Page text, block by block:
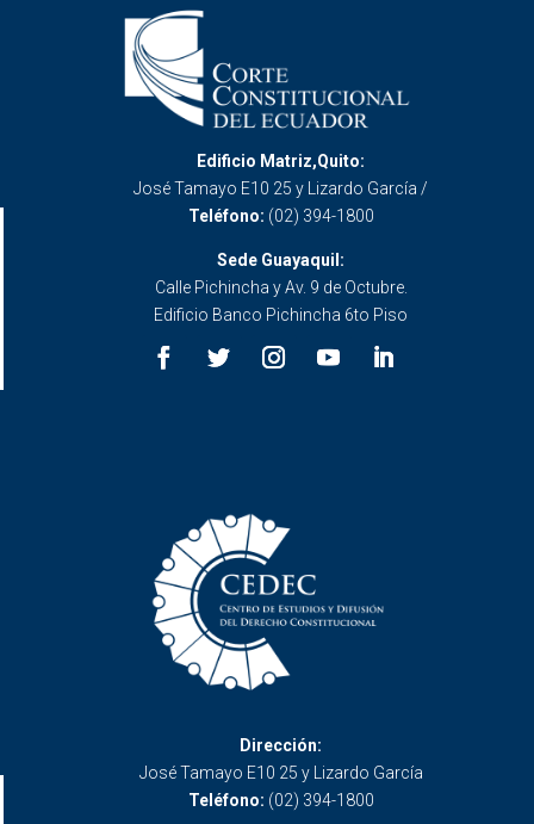
Edificio Matriz,Quito:
José Tamayo E10 25 y Lizardo García /
Teléfono: (02) 394-1800
Sede Guayaquil:
Calle Pichincha y Av. 9 de Octubre.
Edificio Banco Pichincha 6to Piso
Dirección:
José Tamayo E10 25 y Lizardo García
Teléfono: (02) 394-1800